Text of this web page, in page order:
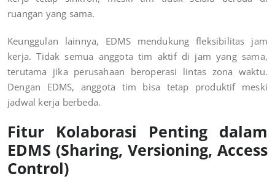
ruangan yang sama.
Keunggulan lainnya, EDMS mendukung fleksibilitas jam
kerja. Tidak semua anggota tim aktif di jam yang sama,
terutama jika perusahaan beroperasi lintas zona waktu.
Dengan EDMS, anggota tim bisa tetap produktif meski
jadwal kerja berbeda.
Fitur Kolaborasi Penting dalam
EDMS (Sharing, Versioning, Access
Control)